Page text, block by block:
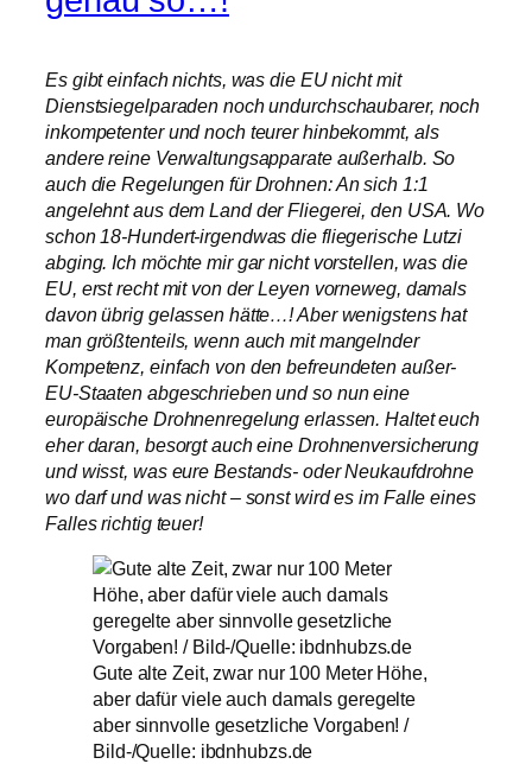
Es gibt einfach nichts, was die EU nicht mit
Dienstsiegelparaden noch undurchschaubarer, noch
inkompetenter und noch teurer hinbekommt, als
andere reine Verwaltungsapparate außerhalb. So
auch die Regelungen für Drohnen: An sich 1:1
angelehnt aus dem Land der Fliegerei, den USA. Wo
schon 18-Hundert-irgendwas die fliegerische Lutzi
abging. Ich möchte mir gar nicht vorstellen, was die
EU, erst recht mit von der Leyen vorneweg, damals
davon übrig gelassen hätte…! Aber wenigstens hat
man größtenteils, wenn auch mit mangelnder
Kompetenz, einfach von den befreundeten außer-
EU-Staaten abgeschrieben und so nun eine
europäische Drohnenregelung erlassen. Haltet euch
eher daran, besorgt auch eine Drohnenversicherung
und wisst, was eure Bestands- oder Neukaufdrohne
wo darf und was nicht – sonst wird es im Falle eines
Falles richtig teuer!
Gute alte Zeit, zwar nur 100 Meter Höhe,
aber dafür viele auch damals geregelte
aber sinnvolle gesetzliche Vorgaben! /
Bild-/Quelle: ibdnhubzs.de